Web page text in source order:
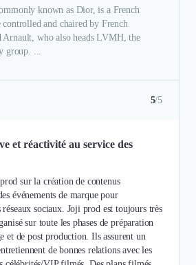
known as Dior, is a French
and chaired by French
Arnault, who also heads LVMH, the
group. ...
5/5
et réactivité au service des
sur la création de contenus
événements de marque pour
sociaux. Joji prod est toujours très
sur toute les phases de préparation
et de post production. Ils assurent un
de bonnes relations avec les